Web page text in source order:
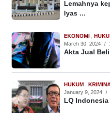
Lemahnya
Iyas ...
EKONOMI
March 30, 2024 /
Akta Jual
HUKUM
January 9, 2024 /
LQ